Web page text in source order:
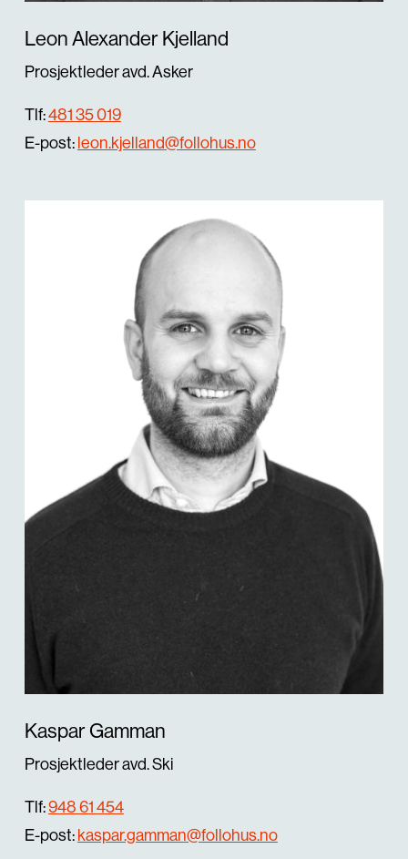
Leon Alexander Kjelland
Prosjektleder avd. Asker
Tlf:481 35 019
E-post:leon.kjelland@follohus.no
Kaspar Gamman
Prosjektleder avd. Ski
Tlf:948 61 454
E-post:kaspar.gamman@follohus.no